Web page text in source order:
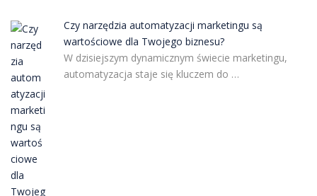
Czy narzędzia automatyzacji marketingu są
wartościowe dla Twojego biznesu?
W dzisiejszym dynamicznym świecie marketingu,
automatyzacja staje się kluczem do …